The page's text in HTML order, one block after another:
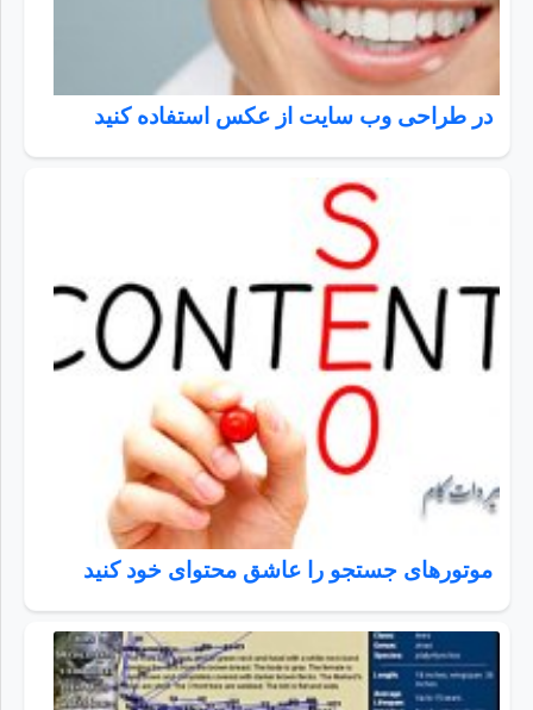
در طراحی وب سایت از عکس استفاده کنید
موتورهای جستجو را عاشق محتوای خود کنید